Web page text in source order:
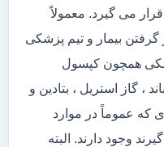
می گیرد. معمولاً
بیمار و تیم پزشکی
همچون کپسول
، گاز استریل ، بتادین و
که عموماً در موارد
وجود دارند. البته